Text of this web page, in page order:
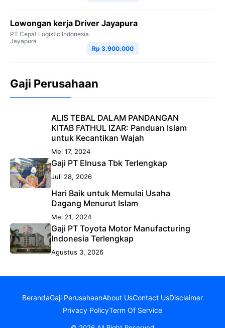
Lowongan kerja Driver Jayapura
PT Cepat Logistic Indonesia
Jayapura
Rp 3.900.000
Gaji Perusahaan
ALIS TEBAL DALAM PANDANGAN
KITAB FATHUL IZAR: Panduan Islam
untuk Kecantikan Wajah
Mei 17, 2024
Gaji PT Elnusa Tbk Terlengkap
Juli 28, 2026
Hari Baik untuk Memulai Usaha
Dagang Menurut Islam
Mei 21, 2024
Gaji PT Toyota Motor Manufacturing
Indonesia Terlengkap
Agustus 3, 2026
BerandaGaji PerusahaanAbout UsContact UsDisclaimer
Privacy PolicyTerm Of Service